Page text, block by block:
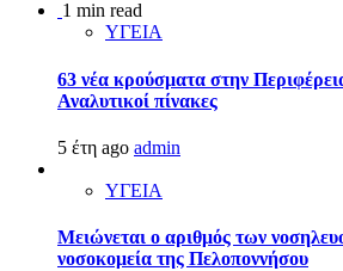
1 min read
ΥΓΕΙΑ
63 νέα κρούσματα στην
Αναλυτικοί πίνακες
5 έτη ago admin
ΥΓΕΙΑ
Μειώνεται ο αριθμός των
νοσοκομεία της Πελοποννήσου